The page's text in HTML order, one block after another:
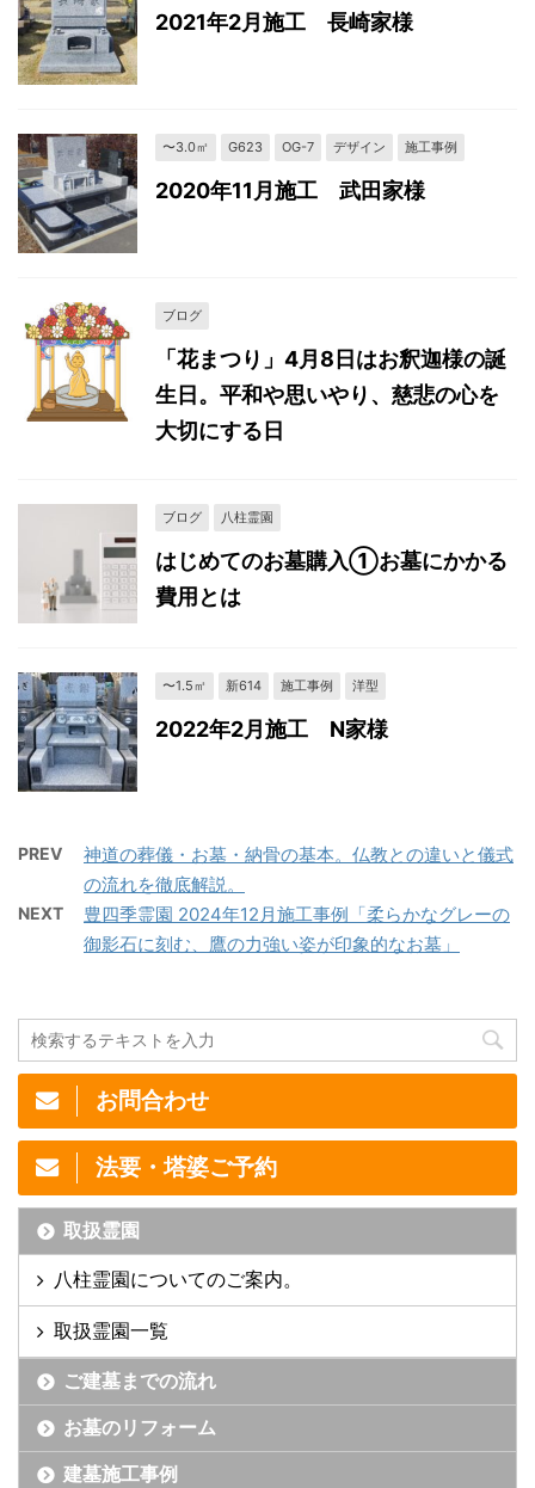
2021年2月施工 長崎家様
〜3.0㎡ G623 OG-7 デザイン 施工事例
2020年11月施工 武田家様
ブログ
「花まつり」4月8日はお釈迦様の誕
生日。平和や思いやり、慈悲の心を
大切にする日
ブログ 八柱霊園
はじめてのお墓購入①お墓にかかる
費用とは
〜1.5㎡ 新614 施工事例 洋型
2022年2月施工 N家様
PREV
神道の葬儀・お墓・納骨の基本。仏教との違いと儀式
の流れを徹底解説。
NEXT
豊四季霊園 2024年12月施工事例「柔らかなグレーの
御影石に刻む、鷹の力強い姿が印象的なお墓」
お問合わせ
法要・塔婆ご予約
取扱霊園
八柱霊園についてのご案内。
取扱霊園一覧
ご建墓までの流れ
お墓のリフォーム
建墓施工事例